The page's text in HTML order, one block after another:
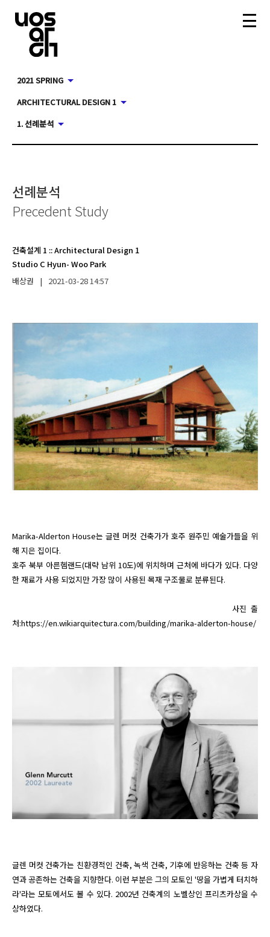
2021 SPRING
ARCHITECTURAL DESIGN 1
1. 선례분석
선례분석
Precedent Study
건축설계 1 ::Architectural Design 1
Studio C Hyun- Woo Park
배상권
| 2021-03-2814:57
Marika-Alderton House는 글렌 머컷 건축가가 호주 원주민 예술가들을 위
해 지은 집이다.
호주 북부 아른헴랜드(대략 남위 10도)에 위치하며 근처에 바다가 있다. 다양
한 재료가 사용 되었지만 가장 많이 사용된 목재 구조물로 분류된다.
처:https://en.wikiarquitectura.com/building/marika-alderton-house/
글렌 머컷 건축가는 친환경적인 건축, 녹색 건축, 기후에 반응하는 건축 등 자
연과 공존하는 건축을 지향한다. 이런 부분은 그의 모토인 '땅을 가볍게 터치하
라'라는 모토에서도 볼 수 있다. 2002년 건축계의 노벨상인 프리츠카상을 수
상하였다.